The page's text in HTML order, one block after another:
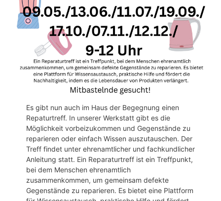
Es gibt nun auch im Haus der Begegnung einen
Repaturtreff. In unserer Werkstatt gibt es die
Möglichkeit vorbeizukommen und Gegenstände zu
reparieren oder einfach Wissen auszutauschen. Der
Treff findet unter ehrenamtlicher und fachkundlicher
Anleitung statt. Ein Reparaturtreff ist ein Treffpunkt,
bei dem Menschen ehrenamtlich
zusammenkommen, um gemeinsam defekte
Gegenstände zu reparieren. Es bietet eine Plattform